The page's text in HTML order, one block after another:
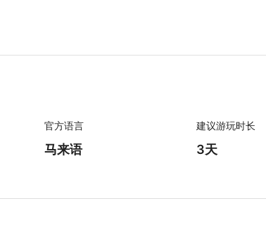
官方语言
马来语
建议游玩时长
3天